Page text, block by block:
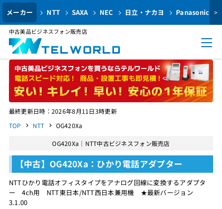
メーカー NTT SAXA NEC 日立・ナカヨ Panasonic >
中古美品ビジネスフォン販売店
最終更新日時：2026年8月11日3時更新
TOP
NTT OG420Xa
OG420Xa｜NTT中古ビジネスフォン販売店
【中古】OG420Xa：ひかり電話アダプター
NTTひかり電話オフィスタイプをアナログ回線に変換するアダプタ
ー 4ch用 NTT東日本/NTT西日本兼用機 ★最新バージョン
3.1.00